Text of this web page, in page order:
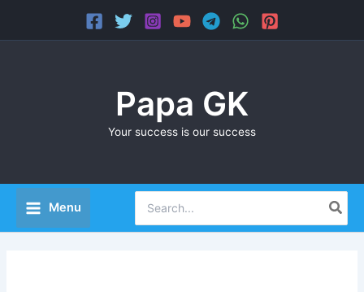
Papa GK
Your success is our success
Menu
Menu
for: